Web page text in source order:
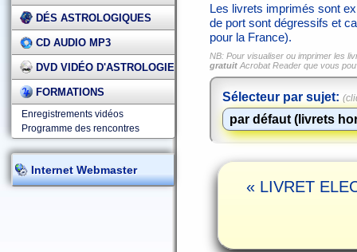
DÉS ASTROLOGIQUES
CD AUDIO MP3
DVD VIDÉO D'ASTROLOGIE
FORMATIONS
Enregistrements vidéos
Programme des rencontres
Internet Webmaster
Les livrets imprimés sont
de port sont dégressifs et
pour la France).
NB: Pour visualiser ou imprimer les
gratuit Acrobat Reader que vous
Sélecteur par sujet:
« LIVRET